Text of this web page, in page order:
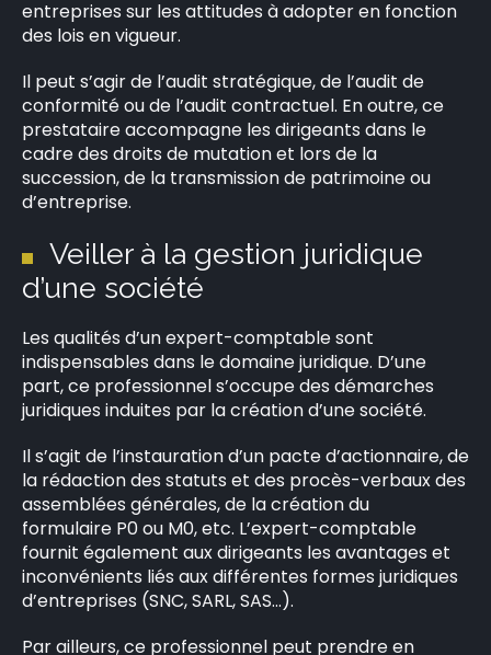
entreprises sur les attitudes à adopter en fonction
des lois en vigueur.
Il peut s’agir de l’audit stratégique, de l’audit de
conformité ou de l’audit contractuel. En outre, ce
prestataire accompagne les dirigeants dans le
cadre des droits de mutation et lors de la
succession, de la transmission de patrimoine ou
d’entreprise.
Veiller à la gestion juridique
d’une société
Les qualités d’un expert-comptable sont
indispensables dans le domaine juridique. D’une
part, ce professionnel s’occupe des démarches
juridiques induites par la création d’une société.
Il s’agit de l’instauration d’un pacte d’actionnaire, de
la rédaction des statuts et des procès-verbaux des
assemblées générales, de la création du
formulaire P0 ou M0, etc. L’expert-comptable
fournit également aux dirigeants les avantages et
inconvénients liés aux différentes formes juridiques
d’entreprises (SNC, SARL, SAS…).
Par ailleurs, ce professionnel peut prendre en